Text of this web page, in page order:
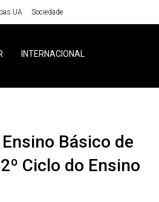
UA Sociedade
INTERNACIONAL
Ciclo do Ensino